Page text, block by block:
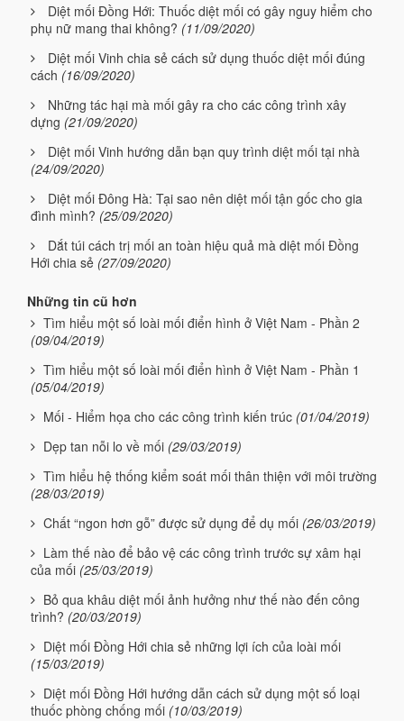
Diệt mối Đồng Hới: Thuốc diệt mối có gây nguy hiểm cho
phụ nữ mang thai không? (11/09/2020)
Diệt mối Vinh chia sẻ cách sử dụng thuốc diệt mối đúng
cách (16/09/2020)
Những tác hại mà mối gây ra cho các công trình xây
dựng (21/09/2020)
Diệt mối Vinh hướng dẫn bạn quy trình diệt mối tại nhà
(24/09/2020)
Diệt mối Đông Hà: Tại sao nên diệt mối tận gốc cho gia
đình mình? (25/09/2020)
Dắt túi cách trị mối an toàn hiệu quả mà diệt mối Đồng
Hới chia sẻ (27/09/2020)
Những tin cũ hơn
Tìm hiểu một số loài mối điển hình ở Việt Nam - Phần 2
(09/04/2019)
Tìm hiểu một số loài mối điển hình ở Việt Nam - Phần 1
(05/04/2019)
Mối - Hiểm họa cho các công trình kiến trúc (01/04/2019)
Dẹp tan nỗi lo về mối (29/03/2019)
Tìm hiểu hệ thống kiểm soát mối thân thiện với môi trường
(28/03/2019)
Chất “ngon hơn gỗ” được sử dụng để dụ mối (26/03/2019)
Làm thế nào để bảo vệ các công trình trước sự xâm hại
của mối (25/03/2019)
Bỏ qua khâu diệt mối ảnh hưởng như thế nào đến công
trình? (20/03/2019)
Diệt mối Đồng Hới chia sẻ những lợi ích của loài mối
(15/03/2019)
Diệt mối Đồng Hới hướng dẫn cách sử dụng một số loại
thuốc phòng chống mối (10/03/2019)